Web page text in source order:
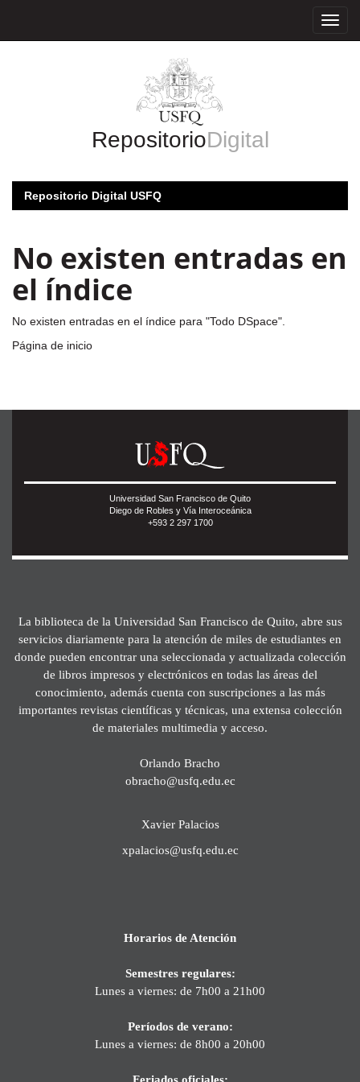
RepositorioDigital
Repositorio Digital USFQ
No existen entradas en
el índice
No existen entradas en el índice para "Todo DSpace".
Página de inicio
Universidad San Francisco de Quito
Diego de Robles y Vía Interoceánica
+593 2 297 1700
La biblioteca de la Universidad San Francisco de Quito, abre sus
servicios diariamente para la atención de miles de estudiantes en
donde pueden encontrar una seleccionada y actualizada colección
de libros impresos y electrónicos en todas las áreas del
conocimiento, además cuenta con suscripciones a las más
importantes revistas científicas y técnicas, una extensa colección
de materiales multimedia y acceso.
Orlando Bracho
obracho@usfq.edu.ec
Xavier Palacios
xpalacios@usfq.edu.ec
Horarios de Atención
Semestres regulares:
Lunes a viernes: de 7h00 a 21h00
Períodos de verano:
Lunes a viernes: de 8h00 a 20h00
Feriados oficiales: